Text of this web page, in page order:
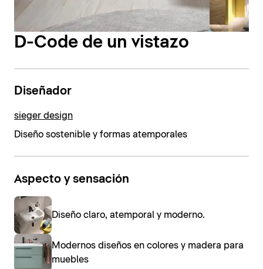
D-Code de un vistazo
Diseñador
sieger design
Diseño sostenible y formas atemporales
Aspecto y sensación
Diseño claro, atemporal y moderno.
Modernos diseños en colores y madera para
muebles